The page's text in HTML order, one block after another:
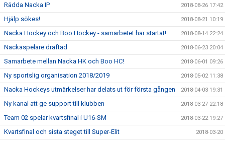
Rädda Nacka IP 2018-08-26 17:42
Hjälp sökes! 2018-08-21 10:19
Nacka Hockey och Boo Hockey - samarbetet har startat! 2018-08-14 22:24
Nackaspelare draftad 2018-06-23 20:04
Samarbete mellan Nacka HK och Boo HC! 2018-06-01 09:26
Ny sportslig organisation 2018/2019 2018-05-02 11:38
Nacka Hockeys utmärkelser har delats ut för första gången 2018-04-03 19:31
Ny kanal att ge support till klubben 2018-03-27 22:18
Team 02 spelar kvartsfinal i U16-SM 2018-03-22 19:27
Kvartsfinal och sista steget till Super-Elit 2018-03-20